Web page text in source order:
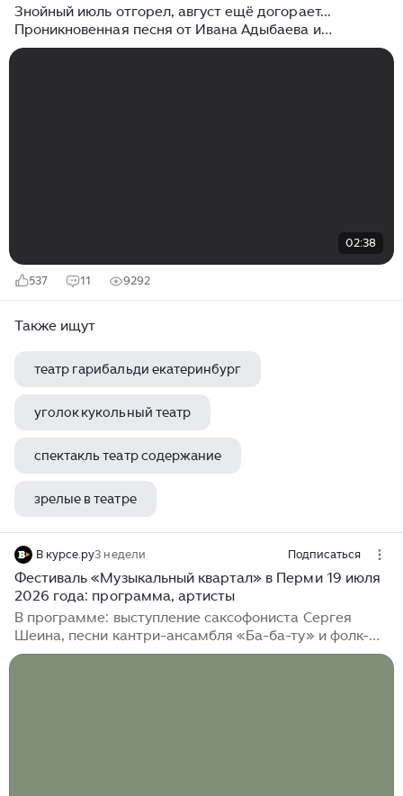
Знойный июль отгорел, август ещё догорает...
Проникновенная песня от Ивана Адыбаева и
ансамбля ВЕЧЁРКА! Живая запись с концерта!
02:38
537 11 9292
Также ищут
театр гарибальди екатеринбург
уголок кукольный театр
спектакль театр содержание
зрелые в театре
В курсе.ру3 недели Подписаться
Фестиваль «Музыкальный квартал» в Перми 19 июля
2026 года: программа, артисты
В программе: выступление саксофониста Сергея
Шеина, песни кантри-ансамбля «Ба-ба-ту» и фолк-
ансамбля «Иваны». А еще джаз и бесплатные